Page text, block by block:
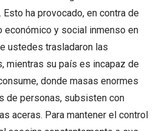
ha provocado, en contra de
económico y social inmenso en
ustedes trasladaron las
mientras su país es incapaz de
donde masas enormes
de personas, subsisten con
aceras. Para mantener el control